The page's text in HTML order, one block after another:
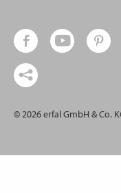
© 2026 erfal GmbH & Co.